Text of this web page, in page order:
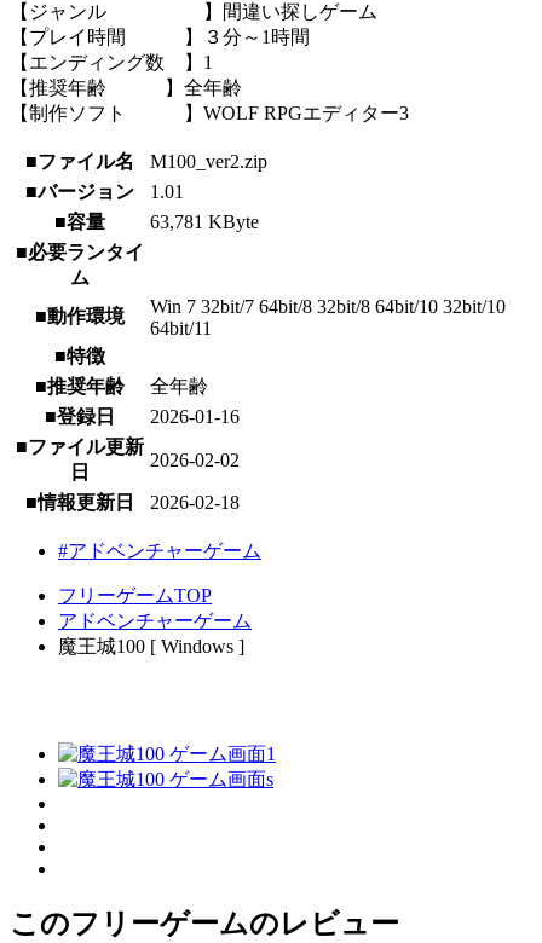
【ジャンル 】間違い探しゲーム
【プレイ時間 】３分～1時間
【エンディング数 】1
【推奨年齢 】全年齢
【制作ソフト 】WOLF RPGエディター3
■ファイル名
M100_ver2.zip
■バージョン
1.01
■容量
63,781 KByte
■必要ランタイ
ム
■動作環境
Win 7 32bit/7 64bit/8 32bit/8 64bit/10 32bit/10
64bit/11
■特徴
■推奨年齢
全年齢
■登録日
2026-01-16
■ファイル更新
日
2026-02-02
■情報更新日 2026-02-18
#アドベンチャーゲーム
フリーゲームTOP
アドベンチャーゲーム
魔王城100 [ Windows ]
このフリーゲームのレビュー